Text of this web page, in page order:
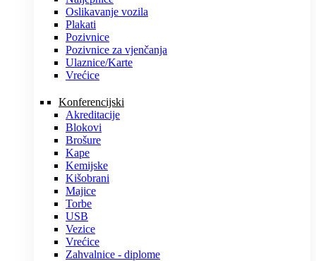
Oslikavanje vozila
Plakati
Pozivnice
Pozivnice za vjenčanja
Ulaznice/Karte
Vrećice
Konferencijski
Akreditacije
Blokovi
Brošure
Kape
Kemijske
Kišobrani
Majice
Torbe
USB
Vezice
Vrećice
Zahvalnice - diplome